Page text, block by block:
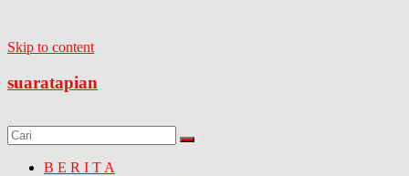
Skip to content
suaratapian
B E R I T A